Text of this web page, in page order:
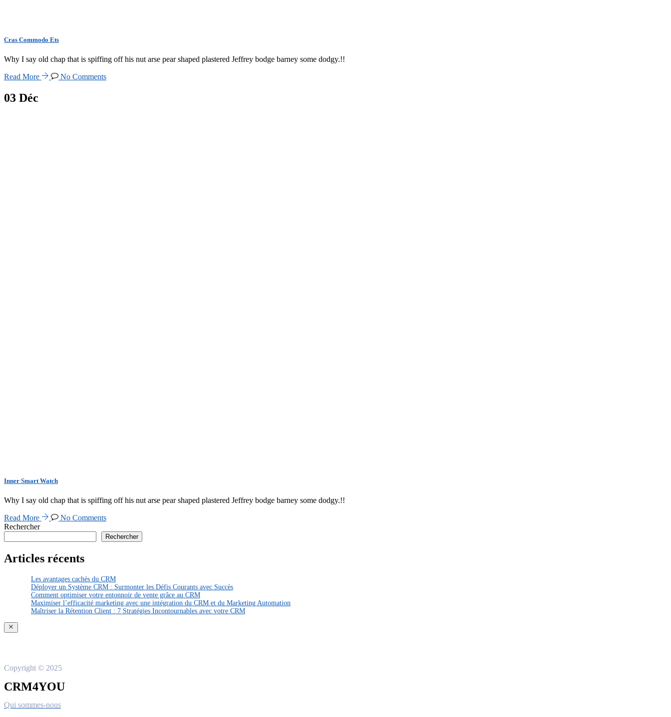
Cras Commodo Ets
Why I say old chap that is spiffing off his nut arse pear shaped plastered Jeffrey bodge barney some dodgy.!!
Read More No Comments
03 Déc
Inner Smart Watch
Why I say old chap that is spiffing off his nut arse pear shaped plastered Jeffrey bodge barney some dodgy.!!
Read More
No Comments
Rechercher
Rechercher
Articles récents
Les avantages cachés du CRM
Déployer un Système CRM : Surmonter les Défis Courants avec Succès
Comment optimiser votre entonnoir de vente grâce au CRM
Maximiser l’efficacité marketing avec une intégration du CRM et du Marketing Automation
Maîtriser la Rétention Client : 7 Stratégies Incontournables avec votre CRM
Copyright © 2025
CRM4YOU
Qui sommes-nous